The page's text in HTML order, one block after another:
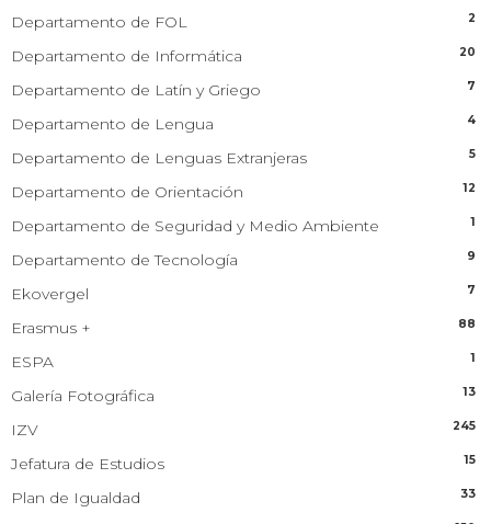
Departamento de FOL 2
Departamento de Informática 20
Departamento de Latín y Griego 7
Departamento de Lengua 4
Departamento de Lenguas Extranjeras 5
Departamento de Orientación 12
Departamento de Seguridad y Medio Ambiente 1
Departamento de Tecnología 9
Ekovergel 7
Erasmus + 88
ESPA 1
Galería Fotográfica 13
IZV 245
Jefatura de Estudios 15
Plan de Igualdad 33